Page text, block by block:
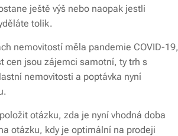
ještě výš nebo naopak jestli
tolik.
nemovitostí měla pandemie COVID-19,
cen jsou zájemci samotní, ty trh s
nemovitosti a poptávka nyní
otázku, zda je nyní vhodná doba
otázku, kdy je optimální na prodeji